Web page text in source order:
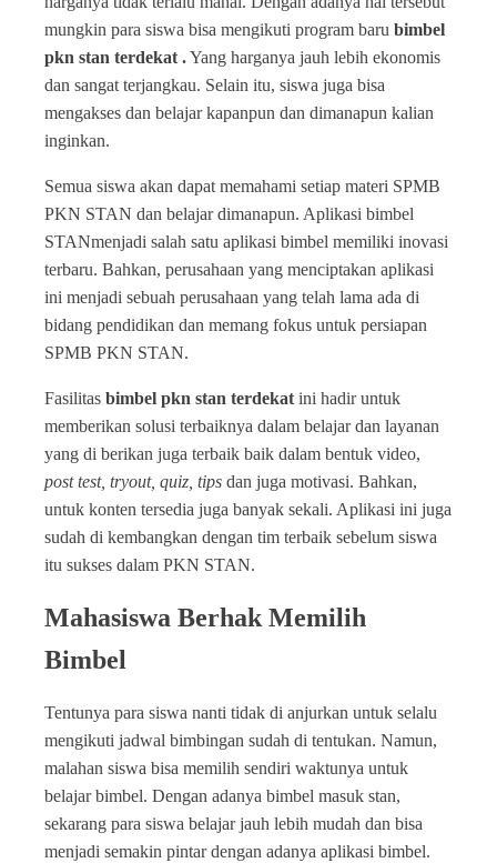
mungkin para siswa bisa mengikuti program baru bimbel
pkn stan terdekat .Yang harganya jauh lebih ekonomis
dan sangat terjangkau. Selain itu, siswa juga bisa
mengakses dan belajar kapanpun dan dimanapun kalian
inginkan.
Semua siswa akan dapat memahami setiap materi SPMB
PKN STAN dan belajar dimanapun. Aplikasi bimbel
STANmenjadi salah satu aplikasi bimbel memiliki inovasi
terbaru. Bahkan, perusahaan yang menciptakan aplikasi
ini menjadi sebuah perusahaan yang telah lama ada di
bidang pendidikan dan memang fokus untuk persiapan
SPMB PKN STAN.
Fasilitas bimbel pkn stan terdekat ini hadir untuk
memberikan solusi terbaiknya dalam belajar dan layanan
yang di berikan juga terbaik baik dalam bentuk video,
post test, tryout, quiz, tips dan juga motivasi. Bahkan,
untuk konten tersedia juga banyak sekali. Aplikasi ini juga
sudah di kembangkan dengan tim terbaik sebelum siswa
itu sukses dalam PKN STAN.
Mahasiswa Berhak Memilih
Bimbel
Tentunya para siswa nanti tidak di anjurkan untuk selalu
mengikuti jadwal bimbingan sudah di tentukan. Namun,
malahan siswa bisa memilih sendiri waktunya untuk
belajar bimbel. Dengan adanya bimbel masuk stan,
sekarang para siswa belajar jauh lebih mudah dan bisa
menjadi semakin pintar dengan adanya aplikasi bimbel.